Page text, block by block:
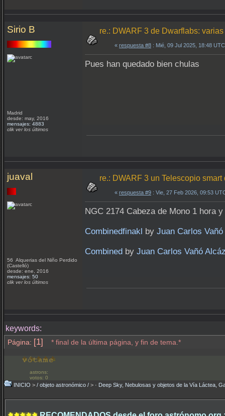
Sirio B
Madrid
desde: may, 2016
mensajes: 4883
clik ver los últimos
re.: DWARF 3 de Dwarflabs:
« respuesta #8 : Mié, 09 Jul 2025, 18:48
Pues han quedado bien chulas
juaval
56 Alquerias del Niño Perdido
(Castelló)
desde: ene, 2016
mensajes: 50
clik ver los últimos
re.: DWARF 3 un Telescopio
« respuesta #9 : Vie, 27 Feb 2026, 09:53
NGC 2174 Cabeza de Mono 1 hora
Combinedfinakl by Juan Carlos
Combined by Juan Carlos Vañó
keywords:
Página: [1] * final de la última página, y fin de tema.*
astrons:
votos: 0
INICIO > / objeto astronómico / > · Deep Sky, Nebulosas y objetos de la Vía Láctea,